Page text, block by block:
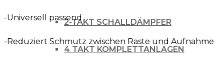
2-TAKT SCHALLDÄMPFER
4 TAKT KOMPLETTANLAGEN
-Universell passend .
-Reduziert Schmutz zwischen Raste und Aufnahme